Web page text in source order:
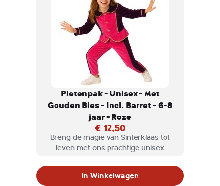
Pietenpak - Unisex - Met
Gouden Bies - Incl. Barret - 6-8
jaar - Roze
€ 12,50
Breng de magie van Sinterklaas tot
leven met ons prachtige unisex
en paars, afgewerkt met een luxe
In Winkelwagen